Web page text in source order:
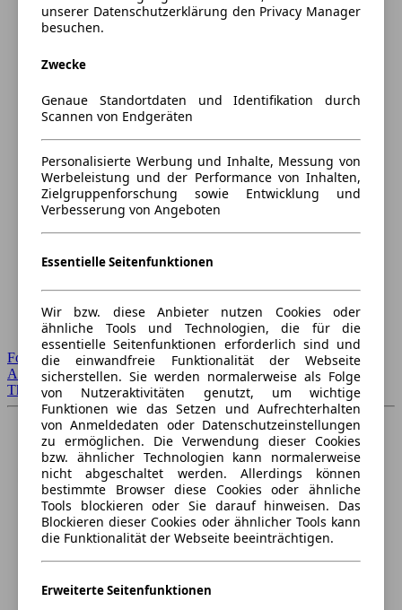
Forum Startseite
Alle Auto-Foren
Themen-Forum
unserer Datenschutzerklärung den Privacy Manager
besuchen.
Zwecke
Genaue Standortdaten und Identifikation durch
Scannen von Endgeräten
Personalisierte Werbung und Inhalte, Messung von
Werbeleistung und der Performance von Inhalten,
Zielgruppenforschung sowie Entwicklung und
Verbesserung von Angeboten
Essentielle Seitenfunktionen
Wir bzw. diese Anbieter nutzen Cookies oder
ähnliche Tools und Technologien, die für die
essentielle Seitenfunktionen erforderlich sind und
die einwandfreie Funktionalität der Webseite
sicherstellen. Sie werden normalerweise als Folge
von Nutzeraktivitäten genutzt, um wichtige
Funktionen wie das Setzen und Aufrechterhalten
von Anmeldedaten oder Datenschutzeinstellungen
zu ermöglichen. Die Verwendung dieser Cookies
bzw. ähnlicher Technologien kann normalerweise
nicht abgeschaltet werden. Allerdings können
bestimmte Browser diese Cookies oder ähnliche
Tools blockieren oder Sie darauf hinweisen. Das
Blockieren dieser Cookies oder ähnlicher Tools kann
die Funktionalität der Webseite beeinträchtigen.
Erweiterte Seitenfunktionen